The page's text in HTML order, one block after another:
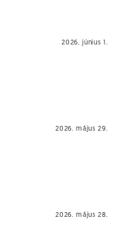
2026. június 1.
2026. május 29.
2026. május 28.